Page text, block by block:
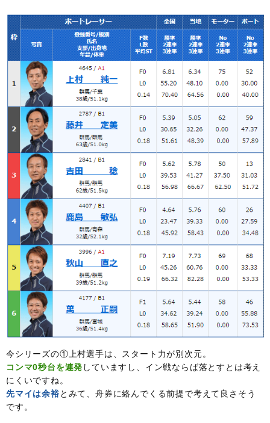
今シリーズの①上村選手は、スタート力が別次元。
コンマ0秒台を連発 していますし、イン戦ならば落とすとは考え
にくいですね。
先マイは余裕とみて、舟券に絡んでくる前提で考えて良さそう
です。